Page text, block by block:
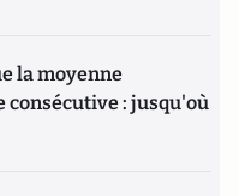
la moyenne
consécutive : jusqu'où